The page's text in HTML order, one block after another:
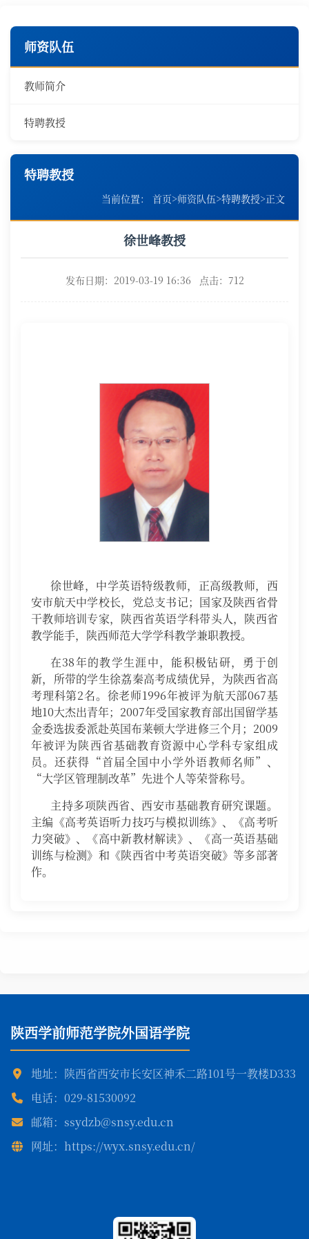
师资队伍
教师简介
特聘教授
特聘教授
当前位置： 首页>师资队伍>特聘教授>正文
徐世峰教授
发布日期：2019-03-19 16:36 点击： 712
徐世峰，中学英语特级教师，正高级教师，西
安市航天中学校长，党总支书记；国家及陕西省骨
干教师培训专家，陕西省英语学科带头人，陕西省
教学能手，陕西师范大学学科教学兼职教授。
在38年的教学生涯中，能积极钻研，勇于创
新，所带的学生徐荔秦高考成绩优异，为陕西省高
考理科第2名。徐老师1996年被评为航天部067基
地10大杰出青年；2007年受国家教育部出国留学基
金委选拔委派赴英国布莱顿大学进修三个月；2009
年被评为陕西省基础教育资源中心学科专家组成
员。还获得“首届全国中小学外语教师名师”、
“大学区管理制改革”先进个人等荣誉称号。
主持多项陕西省、西安市基础教育研究课题。
主编《高考英语听力技巧与模拟训练》、《高考听
力突破》、《高中新教材解读》、《高一英语基础
训练与检测》和《陕西省中考英语突破》等多部著
作。
陕西学前师范学院外国语学院
地址：陕西省西安市长安区神禾二路101号一教楼D333
电话：029-81530092
邮箱：ssydzb@snsy.edu.cn
网址：https://wyx.snsy.edu.cn/